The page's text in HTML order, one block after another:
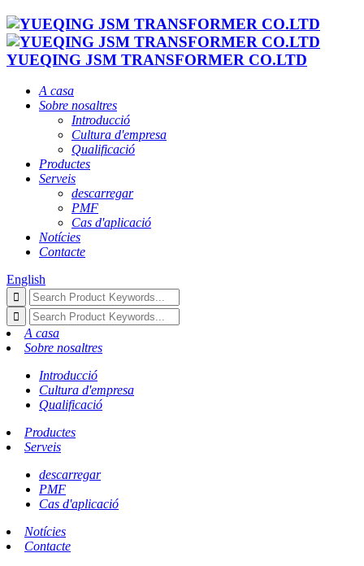
YUEQING JSM TRANSFORMER CO.LTD
A casa
Sobre nosaltres
Introducció
Cultura d'empresa
Qualificació
Productes
Serveis
descarregar
PMF
Cas d'aplicació
Notícies
Contacte
English
A casa
Sobre nosaltres
Introducció
Cultura d'empresa
Qualificació
Productes
Serveis
descarregar
PMF
Cas d'aplicació
Notícies
Contacte